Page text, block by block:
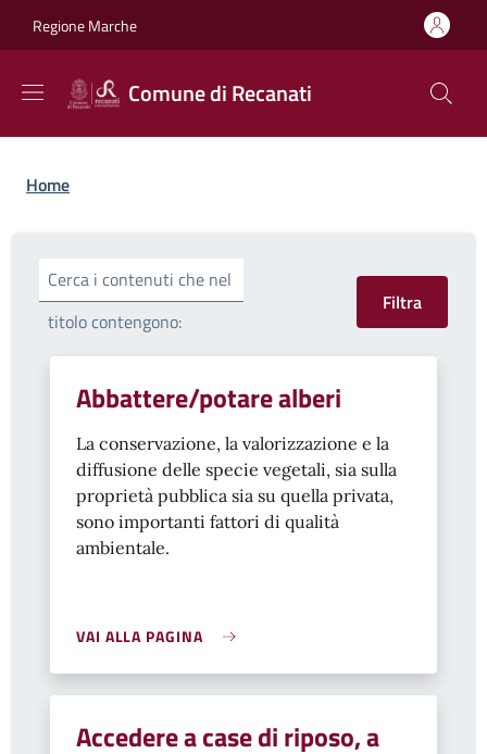
Regione Marche
Comune di Recanati
Briciole di pane
Home
Cerca i contenuti che nel
titolo contengono:
Abbattere/potare alberi
La conservazione, la valorizzazione e la
diffusione delle specie vegetali, sia sulla
proprietà pubblica sia su quella privata,
sono importanti fattori di qualità
ambientale.
VAI ALLA PAGINA
Accedere a case di riposo, a